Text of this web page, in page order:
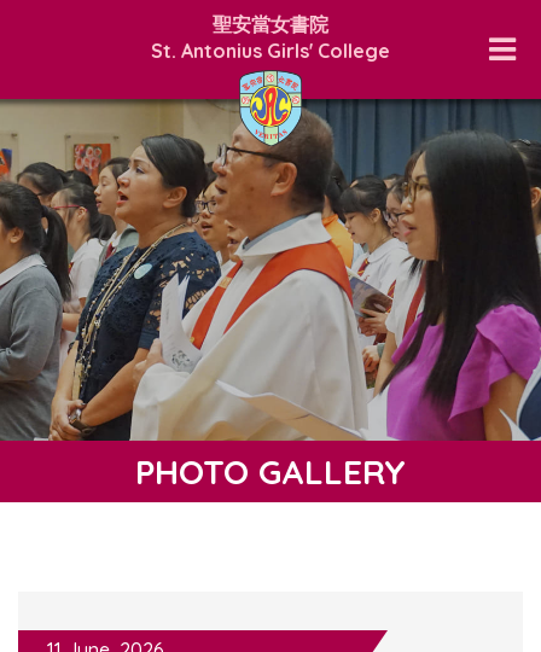
聖安當女書院
St. Antonius Girls' College
PHOTO GALLERY